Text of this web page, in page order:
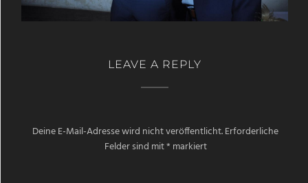
LEAVE A REPLY
Deine E-Mail-Adresse wird nicht veröffentlicht.Erforderliche
Felder sind mit* markiert